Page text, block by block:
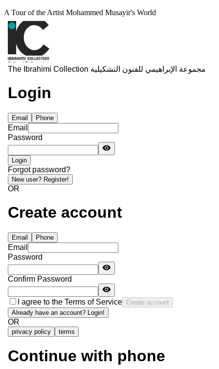
A Tour of the Artist Mohammed Musayir's World